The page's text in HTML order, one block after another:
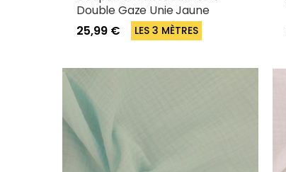
Double Gaze Unie Jaune
25,99 €
LES 3 MÈTRES